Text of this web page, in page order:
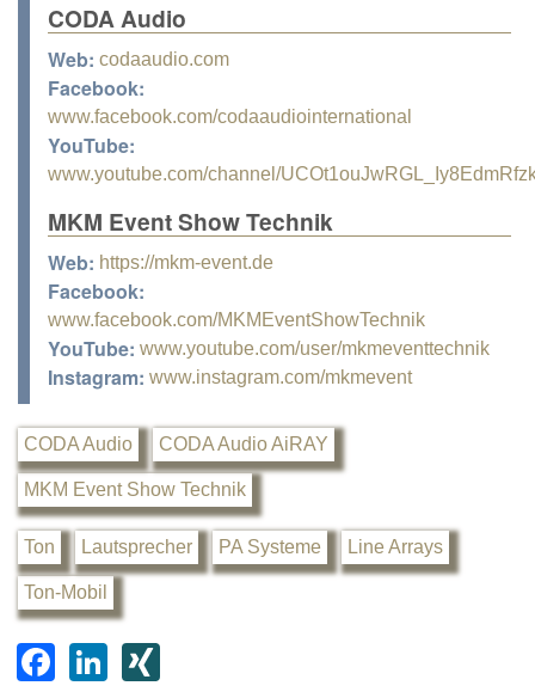
CODA Audio
Web: codaaudio.com
Facebook:
www.facebook.com/codaaudiointernational
YouTube:
www.youtube.com/channel/
MKM Event Show Technik
Web: https://mkm-event.de
Facebook:
www.facebook.com/MKMEventShowTechnik
YouTube: www.youtube.com/user/mkmeventtechnik
Instagram: www.instagram.com/mkmevent
CODA Audio CODA Audio AiRAY
MKM Event Show Technik
Ton Lautsprecher PA Systeme Line Arrays
Ton-Mobil
F
Li